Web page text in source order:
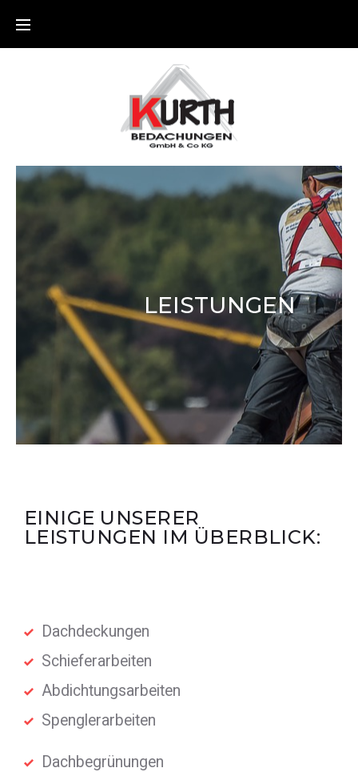
LEISTUNGEN
EINIGE UNSERER
LEISTUNGEN IM ÜBERBLICK:
Dachdeckungen
Schieferarbeiten
Abdichtungsarbeiten
Spenglerarbeiten
Dachbegrünungen